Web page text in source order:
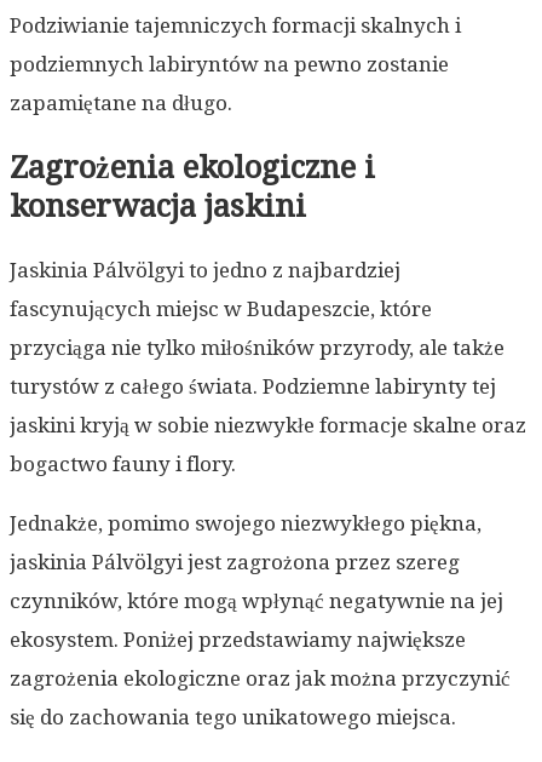
Podziwianie tajemniczych formacji skalnych i
podziemnych labiryntów na pewno zostanie
zapamiętane na długo.
Zagrożenia ekologiczne i
konserwacja jaskini
Jaskinia Pálvölgyi to jedno z najbardziej
fascynujących miejsc w Budapeszcie, które
przyciąga nie tylko miłośników przyrody, ale także
turystów z całego świata. Podziemne labirynty tej
jaskini kryją w sobie niezwykłe formacje skalne oraz
bogactwo fauny i flory.
Jednakże, pomimo swojego niezwykłego piękna,
jaskinia Pálvölgyi jest zagrożona przez szereg
czynników, które mogą wpłynąć negatywnie na jej
ekosystem. Poniżej przedstawiamy największe
zagrożenia ekologiczne oraz jak można przyczynić
się do zachowania tego unikatowego miejsca.